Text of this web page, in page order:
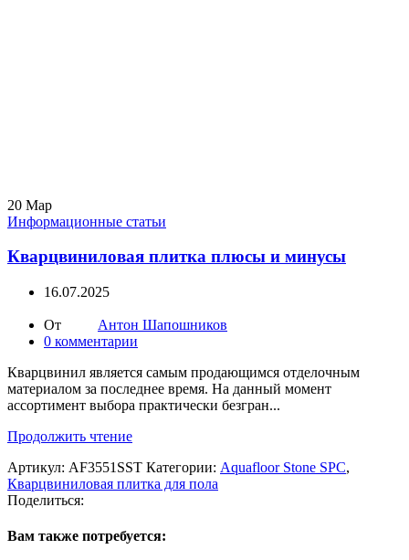
20 Мар
Информационные статьи
Кварцвиниловая плитка плюсы и минусы
16.07.2025
От
Антон Шапошников
0 комментарии
Кварцвинил является самым продающимся отделочным
материалом за последнее время. На данный момент
ассортимент выбора практически безгран...
Продолжить чтение
Артикул: AF3551SST Категории: Aquafloor Stone SPC,
Кварцвиниловая плитка для пола
Поделиться:
Вам также потребуется: